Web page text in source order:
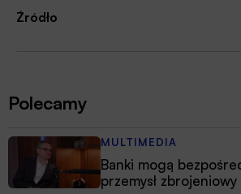
Źródło
Polecamy
MULTIMEDIA
Banki mogą
przemysł zbrojeniowy